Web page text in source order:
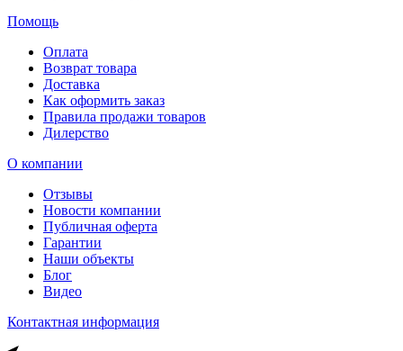
Помощь
Оплата
Возврат товара
Доставка
Как оформить заказ
Правила продажи товаров
Дилерство
О компании
Отзывы
Новости компании
Публичная оферта
Гарантии
Наши объекты
Блог
Видео
Контактная информация